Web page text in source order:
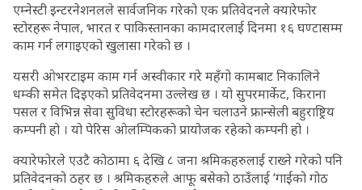
एम्नेस्टी इन्टरनेशनलले सार्वजनिक गरेको एक प्रतिवेदनले क्यारेफोर
स्टोरहरू नेपाल, भारत र पाकिस्तानका कामदारलाई दिनमा १६ घण्टासम्म
काम गर्न लगाइएको खुलासा गरेको छ ।
यसरी ओभरटाइम काम गर्न अस्वीकार गरे महँगो कामबाट निकालिने
धम्की समेत दिइएको प्रतिवेदनमा उल्लेख छ । यो सुपरमार्केट, किराना
पसल र विभिन्न सेवा सुविधा स्टोरहरूको चेन चलाउने फ्रान्सेली बहुराष्ट्रिय
कम्पनी हो । यो पेरिस ओलम्पिकको प्रायोजक रहेको कम्पनी हो ।
क्यारेफोरले एउटै कोठामा ६ देखि ८ जना श्रमिकहरुलाई राख्ने गरेको पनि
प्रतिवेदनको ठहर छ । श्रमिकहरुले आफू बसेको ठाउँलाई ‘गाईको गोठ